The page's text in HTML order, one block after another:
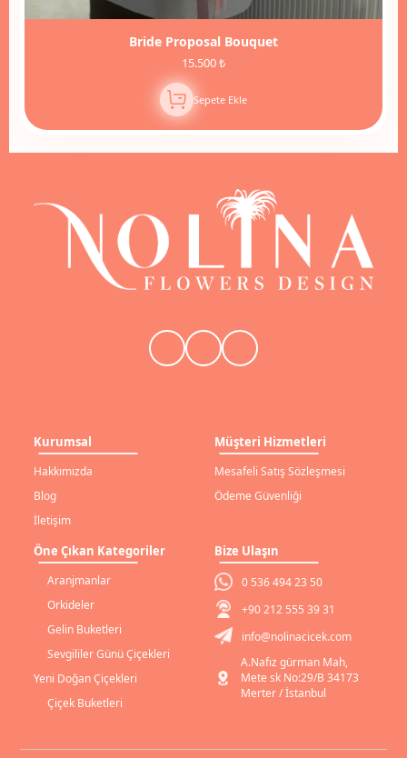
Bride Proposal Bouquet
15.500 ₺
Sepete Ekle
Kurumsal
Hakkımızda
Blog
İletişim
Müşteri Hizmetleri
Mesafeli Satış Sözleşmesi
Ödeme Güvenliği
Öne Çıkan Kategoriler
Aranjmanlar
Orkideler
Gelin Buketleri
Sevgililer Günü Çiçekleri
Yeni Doğan Çiçekleri
Çiçek Buketleri
Bize Ulaşın
0 536 494 23 50
+90 212 555 39 31
info@nolinacicek.com
A.Nafız gürman Mah,
Mete sk No:29/B 34173
Merter / İstanbul